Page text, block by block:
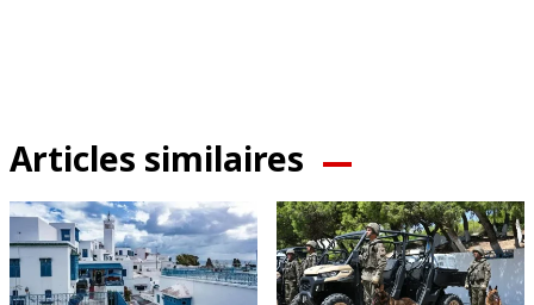
Articles similaires